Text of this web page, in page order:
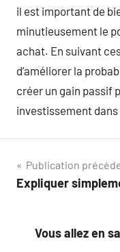
il est important de
minutieusement le
achat. En suivant
d’améliorer la
créer un gain passif
investissement
Navigation
de
Publication
Expliquer
Vous allez en